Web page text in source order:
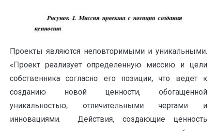
Проекты являются неповторимыми и уникальными.
«Проект реализует определенную миссию и цели
собственника согласно его позиции, что ведет к
созданию новой ценности, обогащенной
уникальностью, отличительными чертами и
инновациями. Действия, создающие ценность